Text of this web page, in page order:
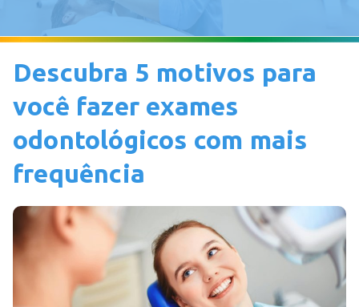
Descubra 5 motivos para
você fazer exames
odontológicos com mais
frequência